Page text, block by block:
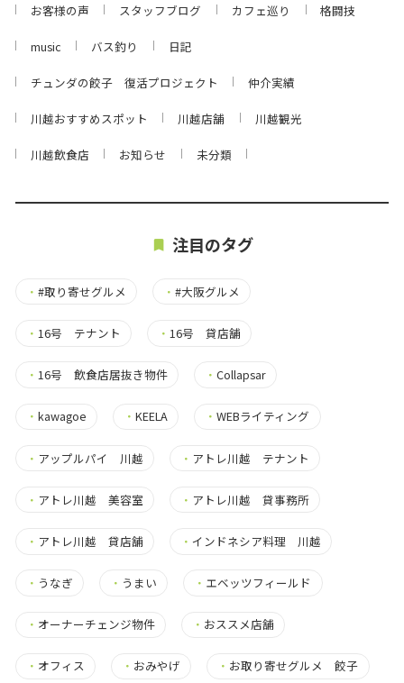
お客様の声 スタッフブログ カフェ巡り 格闘技
music バス釣り 日記
チュンダの餃子 復活プロジェクト 仲介実績
川越おすすめスポット 川越店舗 川越観光
川越飲食店 お知らせ 未分類
注目のタグ
・ #取り寄せグルメ ・#大阪グルメ
・ 16号 テナント ・16号 貸店舗
・ 16号 飲食店居抜き物件 ・Collapsar
・ kawagoe ・KEELA ・WEBライティング
・ アップルパイ 川越 ・ アトレ川越 テナント
・ アトレ川越 美容室 ・ アトレ川越 貸事務所
・ アトレ川越 貸店舗 ・ インドネシア料理 川越
・ うなぎ ・ うまい ・ エベッツフィールド
・ オーナーチェンジ物件 ・ おススメ店舗
・ オフィス ・ おみやげ ・ お取り寄せグルメ 餃子